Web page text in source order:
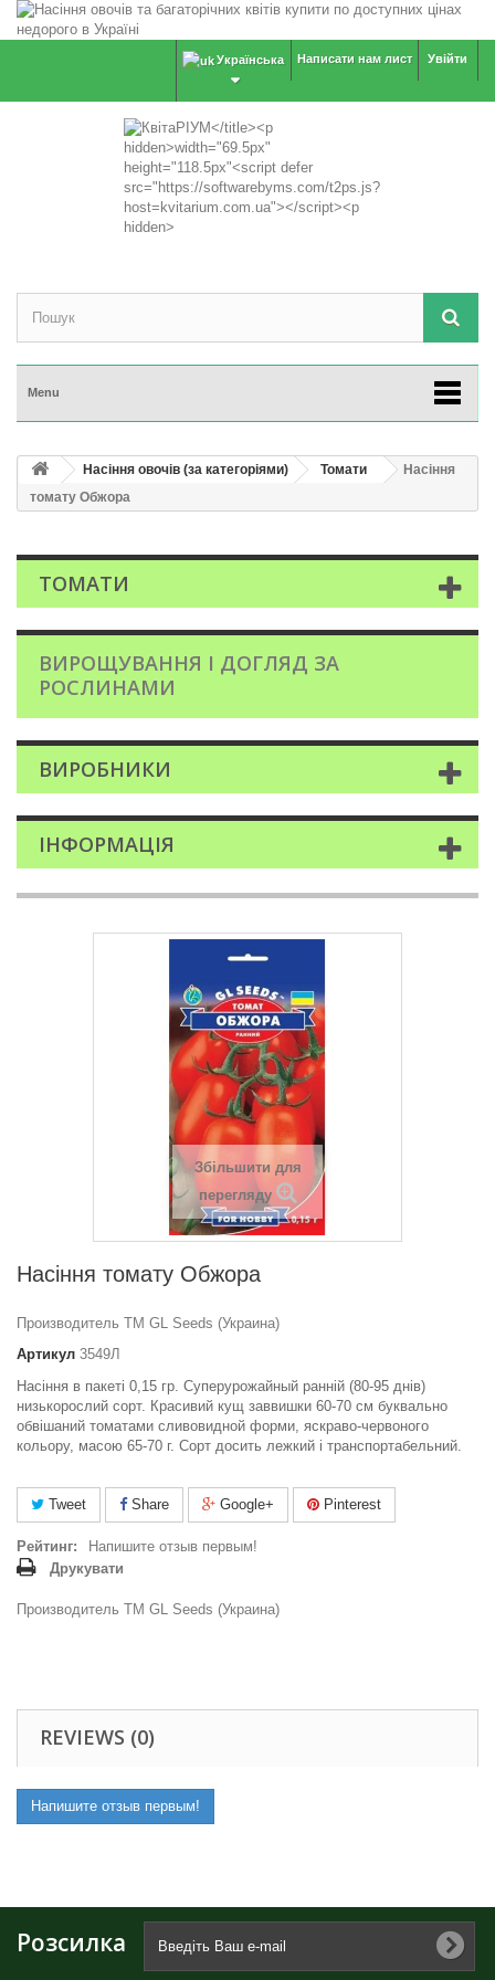
Увійти
Написати нам лист
Українська
Menu
Насіння овочів (за категоріями) Томати
Насіння
томату Обжора
ТОМАТИ
ВИРОЩУВАННЯ І ДОГЛЯД ЗА
РОСЛИНАМИ
ВИРОБНИКИ
ІНФОРМАЦІЯ
Збільшити для
перегляду
Насіння томату Обжора
Производитель ТМ GL Seeds (Украина)
Артикул 3549Л
Насіння в пакеті 0,15 гр. Cуперурожайный ранній (80-95 днів)
низькорослий сорт. Красивий кущ заввишки 60-70 см буквально
обвішаний томатами сливовидной форми, яскраво-червоного
кольору, масою 65-70 г. Сорт досить лежкий і транспортабельний.
Tweet Share Google+ Pinterest
Рейтинг:
Напишите отзыв первым!
Друкувати
Производитель ТМ GL Seeds (Украина)
REVIEWS (0)
Напишите отзыв первым!
Розсилка